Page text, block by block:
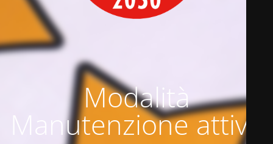
Modalità
Manutenzione attiva